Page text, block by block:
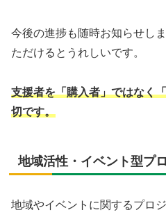
今後の進捗も随時お知らせし
ただけるとうれしいです。
支援者を「購入者」ではなく
切です。
地域活性・イベント型プ
地域やイベントに関するプロ